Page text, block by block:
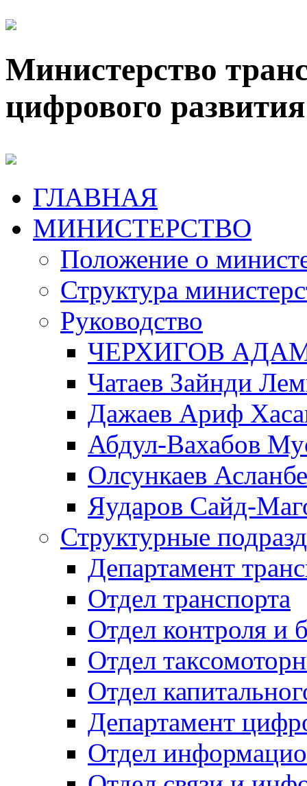
Министерство
цифрового
ГЛАВНАЯ
МИНИСТЕРСТВО
Положение о
Структура
Руководство
ЧЕРХИГОВ
Чатаев Зайнди
Дажаев Ариф
Абдул-Вахабов
Олсункаев
Яударов Сайд-
Структурные
Департамент
Отдел транспорта
Отдел контроля и
Отдел
Отдел
Департамент
Отдел